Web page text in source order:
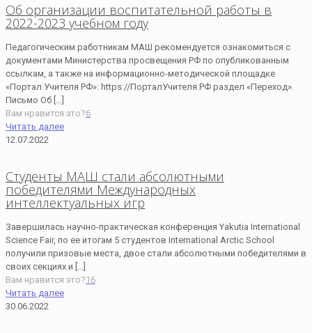
Об организации воспитательной работы в
2022-2023 учебном году
Педагогическим работникам МАШ рекомендуется ознакомиться с
документами Министерства просвещения РФ по опубликованным
ссылкам, а также на информационно-методической площадке
«Портал Учителя РФ»: https://ПорталУчителя.РФ раздел «Переход».
Письмо Об
Вам нравится это?6
Читать далее
12.07.2022
Студенты МАШ стали абсолютными
победителями Международных
интеллектуальных игр
Завершилась научно-практическая конференция Yakutia International
Science Fair, по ее итогам 5 студентов International Arctic School
получили призовые места, двое стали абсолютными победителями в
своих секциях и […]
Вам нравится это?16
Читать далее
30.06.2022